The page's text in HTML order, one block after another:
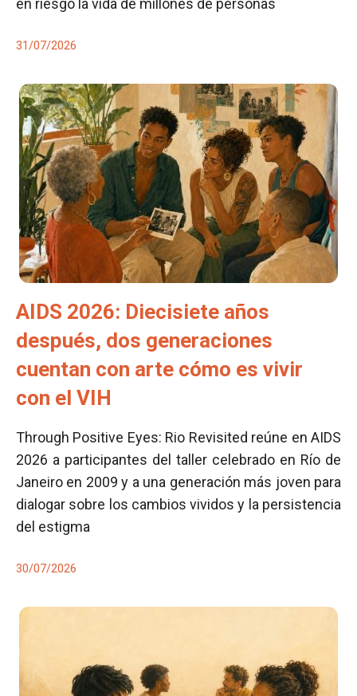
en riesgo la vida de millones de personas
31/07/2026
AIDS 2026: Diecisiete años
después, dos generaciones
cuentan con arte cómo es vivir
con el VIH
Through Positive Eyes: Rio Revisited reúne en AIDS
2026 a participantes del taller celebrado en Río de
Janeiro en 2009 y a una generación más joven para
dialogar sobre los cambios vividos y la persistencia
del estigma
30/07/2026